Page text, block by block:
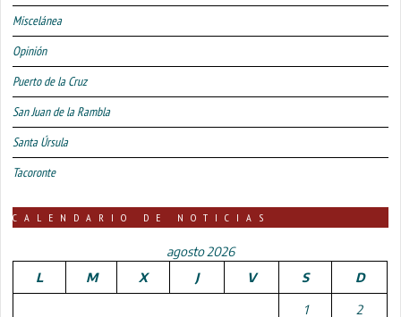
Miscelánea
Opinión
Puerto de la Cruz
San Juan de la Rambla
Santa Úrsula
Tacoronte
CALENDARIO DE NOTICIAS
agosto 2026
L
M X J V S D
1 2